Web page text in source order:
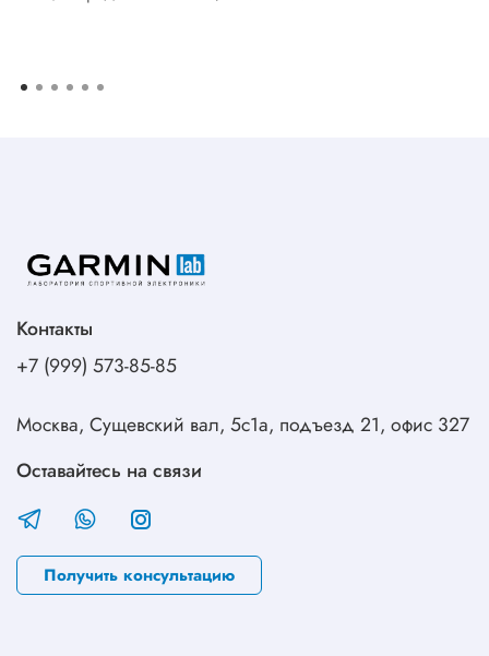
Контакты
+7 (999) 573-85-85
Москва, Сущевский вал, 5с1а, подъезд 21, офис 327
Оставайтесь на связи
Получить консультацию